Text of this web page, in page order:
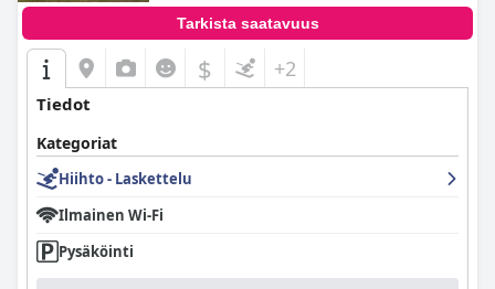
Tarkista saatavuus
$ +2
Tiedot
Kategoriat
Hiihto - Laskettelu
Ilmainen Wi-Fi
Pysäköinti